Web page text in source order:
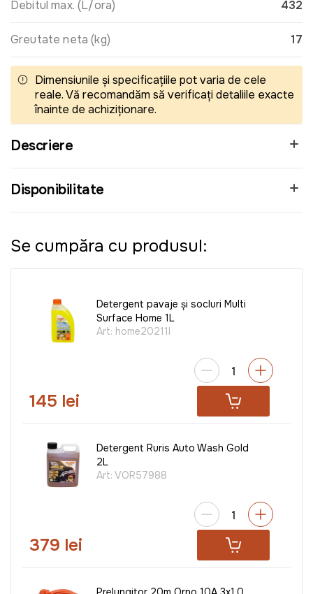
Debitul max. (L/ora) 432
Greutate neta (kg) 17
Dimensiunile și specificațiile pot varia de cele
reale. Vă recomandăm să verificați detaliile exacte
înainte de achiziționare.
Descriere
Disponibilitate
Se cumpăra cu produsul:
Detergent pavaje și socluri Multi
Surface Home 1L
Art: home20211l
145 lei
Detergent Ruris Auto Wash Gold
2L
Art: VOR57988
379 lei